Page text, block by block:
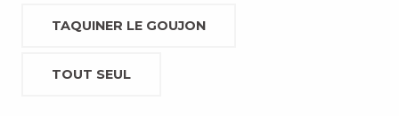
TAQUINER LE GOUJON
TOUT SEUL